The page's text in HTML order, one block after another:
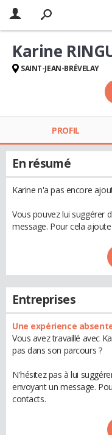
Karine
SAINT-JEAN-BRÉVELAY
PROFIL
En résumé
Karine n'a pas encore
Vous pouvez lui suggérer
message. Pour cela
Entreprises
Une expérience
Vous avez travaillé avec
pas dans son parcours ?
N'hésitez pas à lui
envoyant un message.
contacts.